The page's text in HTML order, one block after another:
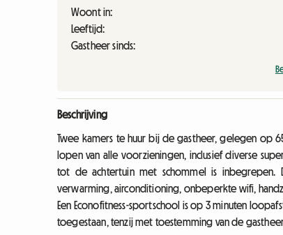
Woont in:
Leeftijd:
Gastheer sinds:
Beschrijving
Twee kamers te huur bij de gastheer, gelegen op
lopen van alle voorzieningen, inclusief diverse
tot de achtertuin met schommel is inbegrepen.
verwarming, airconditioning, onbeperkte wifi,
Een Econofitness-sportschool is op 3 minuten
toegestaan, tenzij met toestemming van de